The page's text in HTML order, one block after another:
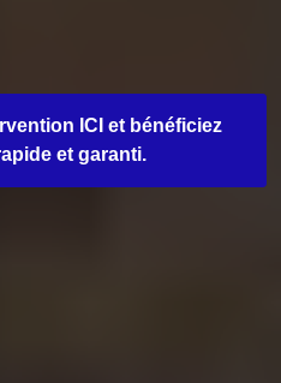
ICI et bénéficiez
et garanti.